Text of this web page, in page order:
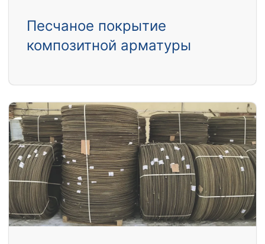
Песчаное покрытие
композитной арматуры